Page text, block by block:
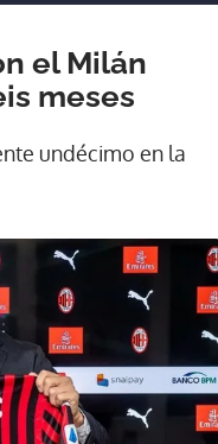
el Milán
meses
undécimo en la